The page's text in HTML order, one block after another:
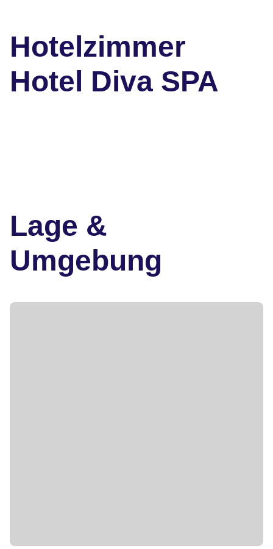
Hotelzimmer
Hotel Diva SPA
Lage &
Umgebung